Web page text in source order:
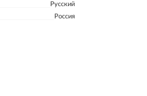
Русский
Россия